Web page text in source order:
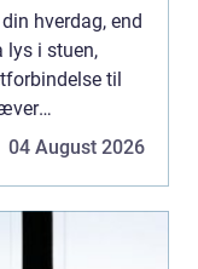
hverdag, end
i stuen,
til
04 August 2026